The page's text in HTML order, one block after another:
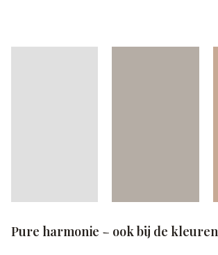
Pure harmonie – ook bij de kleuren